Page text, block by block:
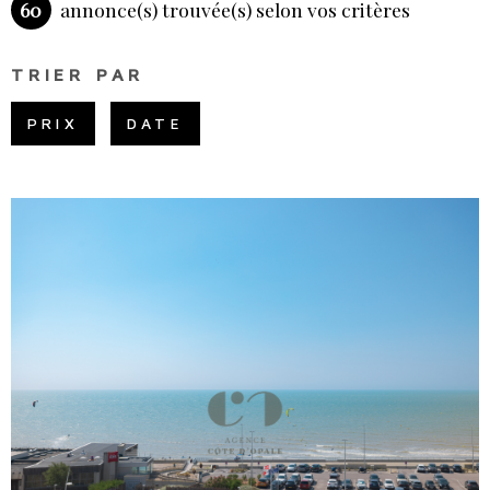
60 annonce(s) trouvée(s) selon vos critères
TRIER PAR
PRIX DATE
PLUS DE CRITÈRES